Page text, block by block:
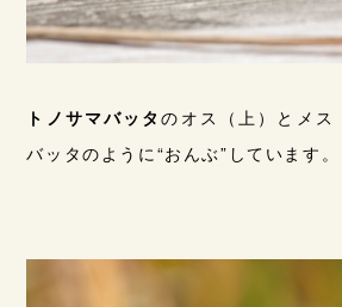
トノサマバッタのオス（上）とメス
バッタのように“おんぶ”しています。